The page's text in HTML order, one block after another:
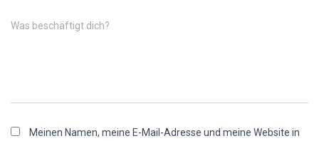
Was beschäftigt dich?
Meinen Namen, meine E-Mail-Adresse und meine Website in